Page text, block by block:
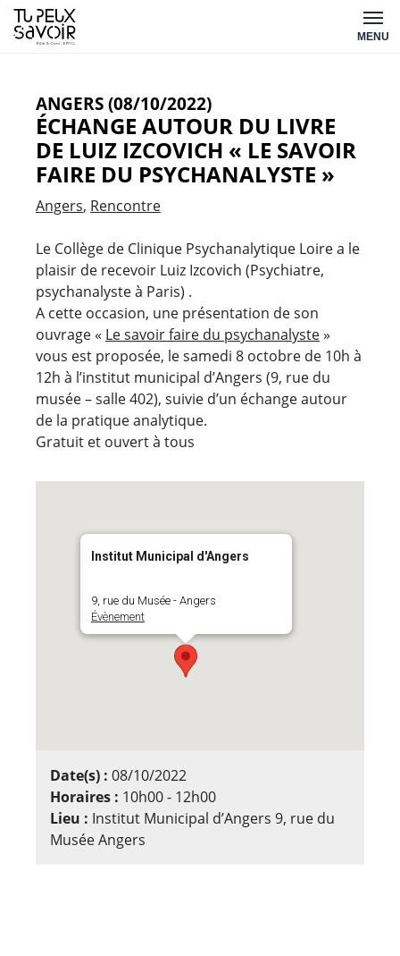
Aller
au
MENU
ANGERS (08/10/2022)
ÉCHANGE AUTOUR DU LIVRE
DE LUIZ IZCOVICH « LE SAVOIR
FAIRE DU PSYCHANALYSTE »
Angers Rencontre
Le Collège de Clinique Psychanalytique Loire a le
plaisir de recevoir Luiz Izcovich (Psychiatre,
psychanalyste à Paris) .
A cette occasion, une présentation de son
ouvrage « Le savoir faire du psychanalyste»
vous est proposée, le samedi 8 octobre de 10h à
12h à l’institut municipal d’Angers (9, rue du
musée – salle 402), suivie d’un échange autour
de la pratique analytique.
Gratuit et ouvert à tous
Institut Municipal d'Angers
9, rue du Musée - Angers
Évènement
Date(s) : 08/10/2022
Horaires : 10h00 - 12h00
Lieu : Institut Municipal d’Angers 9, rue du
Musée Angers